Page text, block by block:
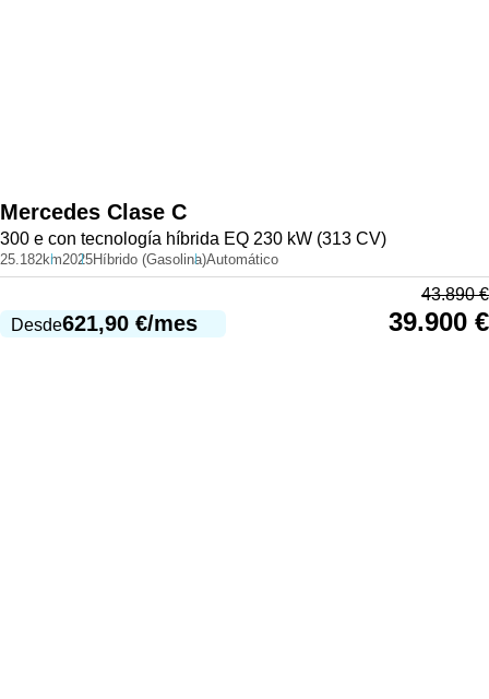
Mercedes Clase C
300 e con tecnología híbrida EQ 230 kW (313 CV)
25.182km2025Híbrido (Gasolina)Automático
Desde621,90 €/mes
43.890€
39.900 €